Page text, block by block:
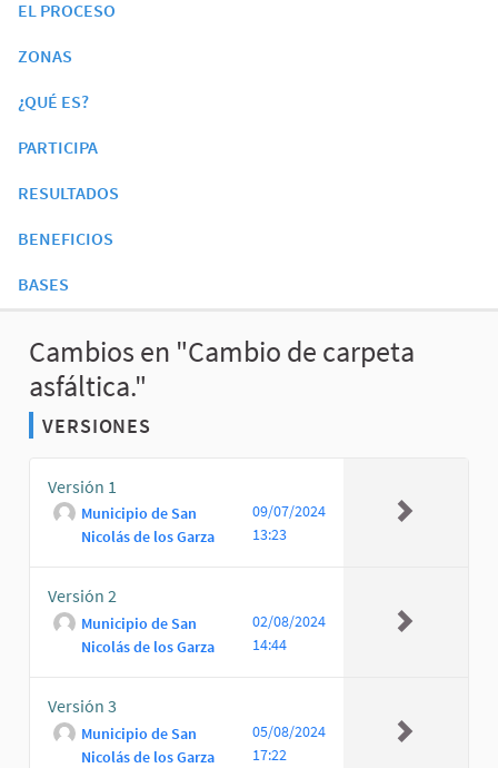
EL PROCESO
ZONAS
¿QUÉ ES?
PARTICIPA
RESULTADOS
BENEFICIOS
BASES
Cambios en "Cambio de carpeta
asfáltica."
VERSIONES
Versión 1
Municipio de San
Nicolás de los Garza
09/07/2024
13:23
Versión 2
Municipio de San
Nicolás de los Garza
02/08/2024
14:44
Versión 3
Municipio de San
Nicolás de los Garza
05/08/2024
17:22